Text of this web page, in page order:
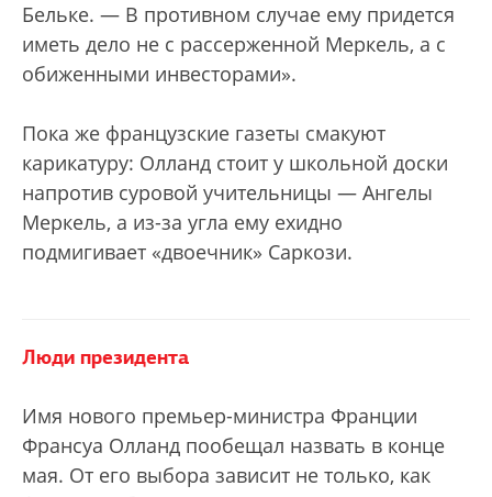
Бельке. — В противном случае ему придется
иметь дело не с рассерженной Меркель, а с
обиженными инвесторами».
Пока же французские газеты смакуют
карикатуру: Олланд стоит у школьной доски
напротив суровой учительницы — Ангелы
Меркель, а из-за угла ему ехидно
подмигивает «двоечник» Саркози.
Люди президента
Имя нового премьер-министра Франции
Франсуа Олланд пообещал назвать в конце
мая. От его выбора зависит не только, как